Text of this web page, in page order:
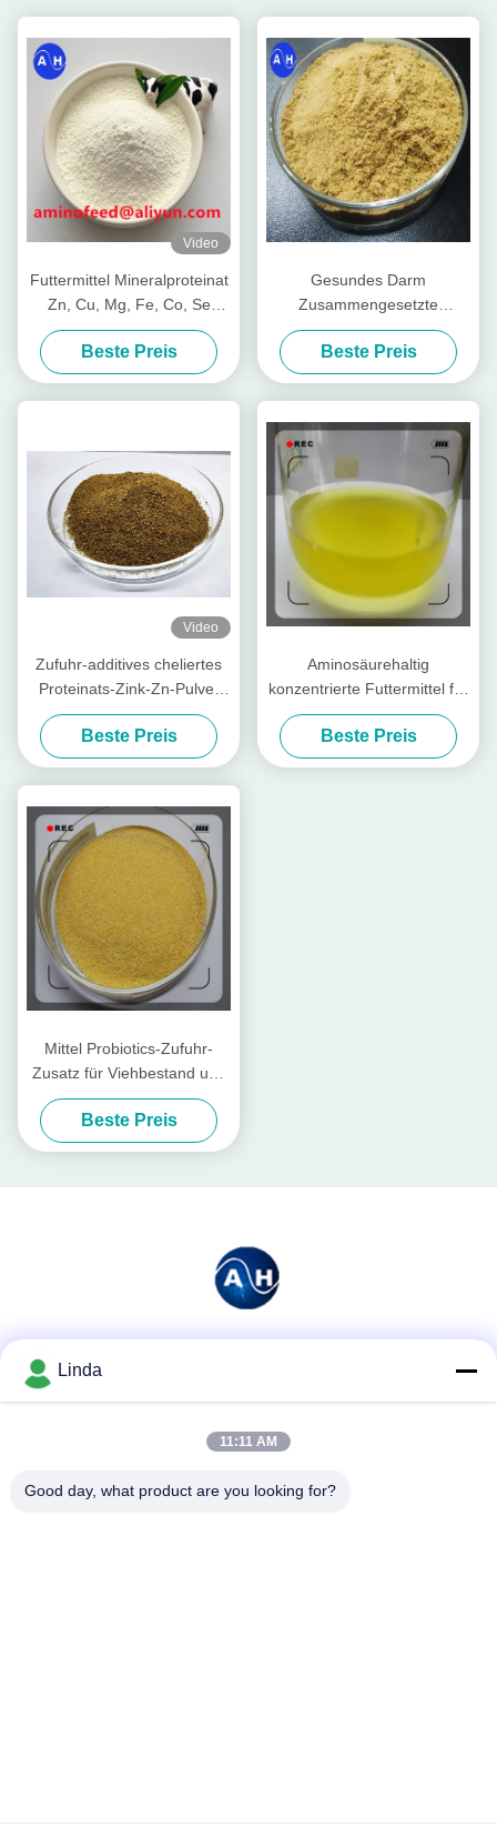
Video
Futtermittel Mineralproteinat
Zn, Cu, Mg, Fe, Co, Se
Form
Beste Preis
Gesundes Darm
Zusammengesetzte
Nährstoffpeptide für Viehvieh
Beste Preis
Video
Zufuhr-additives cheliertes
Proteinats-Zink-Zn-Pulver
mit Rohprotein für
Futtermühle
Beste Preis
Aminosäurehaltig
konzentrierte Futtermittel für
Geflügel und Vieh
Beste Preis
Mittel Probiotics-Zufuhr-
Zusatz für Viehbestand und
Geflügel
Beste Preis
Linda
11:11 AM
Good day, what product are you looking for?